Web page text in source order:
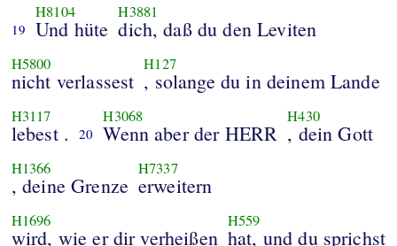
19
H8104
Und hüte
H3881
dich, daß du den Leviten
H5800
nicht verlassest
H127
, solange du in deinem Lande
H3117
lebest . 20
H3068
Wenn aber der HERR
H430
, dein Gott
H1366
, deine Grenze
H7337
erweitern
H1696
wird, wie er dir verheißen
H559
hat, und du sprichst